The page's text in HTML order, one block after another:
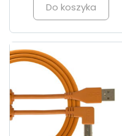
Do koszyka